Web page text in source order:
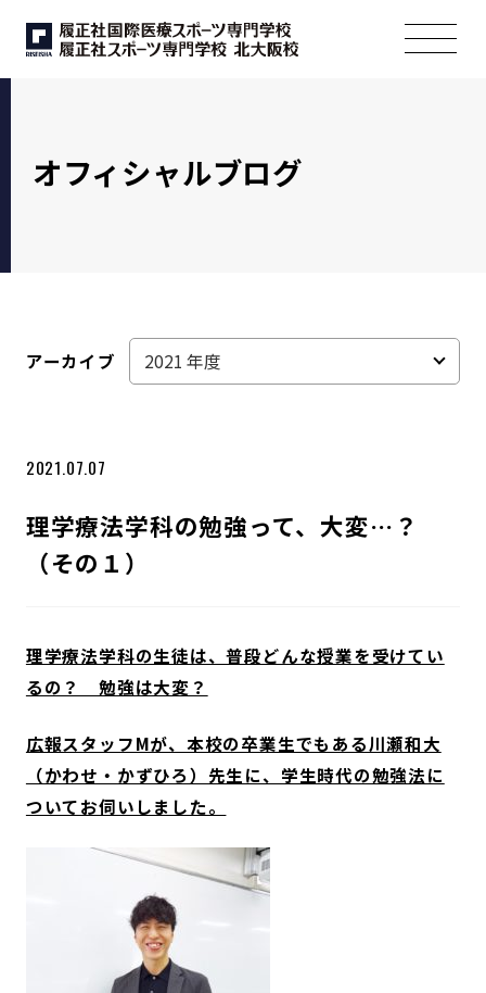
オフィシャルブログ
アーカイブ
2021.07.07
理学療法学科の勉強って、大変…？
（その１）
理学療法学科の生徒は、普段どんな授業を受けてい
るの？ 勉強は大変？
広報スタッフMが、本校の卒業生でもある川瀬和大
（かわせ・かずひろ）先生に、学生時代の勉強法に
ついてお伺いしました。